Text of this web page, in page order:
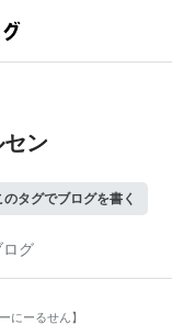
ン
のタグでブログを書く
ログ
にーるせん】